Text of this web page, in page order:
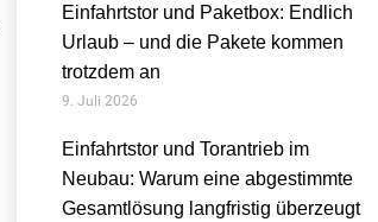
Einfahrtstor und Paketbox: Endlich
Urlaub – und die Pakete kommen
trotzdem an
9. Juli 2026
Einfahrtstor und Torantrieb im
Neubau: Warum eine abgestimmte
Gesamtlösung langfristig überzeugt